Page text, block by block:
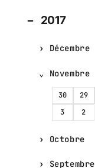
2017
Décembre
Novembre
30 29
3
2
Octobre
Septembre